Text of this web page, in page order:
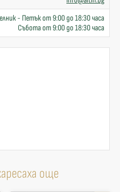
- Петък от 9:00 до 18:30 часа
Събота от 9:00 до 18:30 часа
още